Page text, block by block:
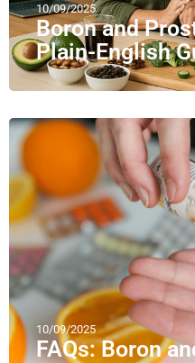
10/09/2025
Boron and
Plain-English
10/09/2025
FAQs: Boron